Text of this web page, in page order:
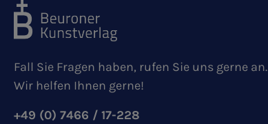
Fall Sie Fragen haben, rufen Sie uns gerne an.
Wir helfen Ihnen gerne!
+49 (0) 7466 / 17-228